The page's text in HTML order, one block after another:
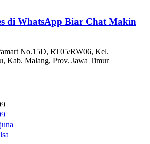
di WhatsApp Biar Chat Makin
No.15D, RT05/RW06, Kel.
Kab. Malang, Prov. Jawa Timur